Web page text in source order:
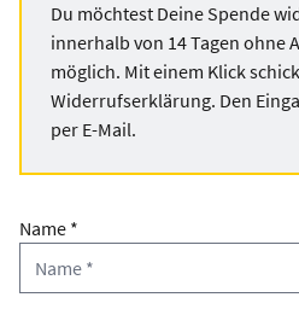
Du möchtest Deine Spende
innerhalb von 14 Tagen ohne
möglich. Mit einem Klick
Widerrufserklärung. Den
per E-Mail.
Name *